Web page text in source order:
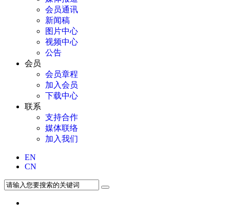
会员通讯
新闻稿
图片中心
视频中心
公告
会员
会员章程
加入会员
下载中心
联系
支持合作
媒体联络
加入我们
EN
CN